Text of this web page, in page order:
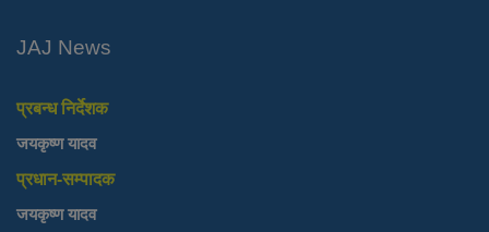
JAJ News
प्रबन्ध निर्देशक
जयकृष्ण यादव
प्रधान-सम्पादक
जयकृष्ण यादव